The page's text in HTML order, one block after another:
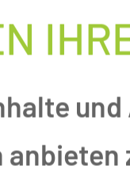
Die
der